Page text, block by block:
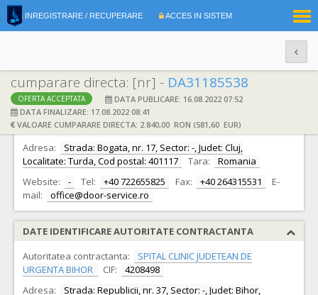
INREGISTRARE / RECUPERARE ACCES IN SISTEM
cumparare directa: [nr] - DA31185538
OFERTA ACCEPTATA
DATA PUBLICARE: 16.08.2022 07:52
DATA FINALIZARE: 17.08.2022 08:41
VALOARE CUMPARARE DIRECTA: 2.840,00 RON (581,60 EUR)
DATE IDENTIFICARE OFERTANT
Ofertant: S.C. DOOR SERVICE SRL S.R.L. CIF: 18369060
Adresa:
Strada: Bogata, nr. 17, Sector: -, Judet: Cluj,
Localitate: Turda, Cod postal: 401117
Tara:
Romania
Website:
- Tel: +40 722655825 Fax: +40 264315531
E-
mail:
office@door-service.ro
DATE IDENTIFICARE AUTORITATE CONTRACTANTA
Autoritatea contractanta:
SPITAL CLINIC JUDETEAN DE
URGENTA BIHOR
CIF:
4208498
Adresa:
Strada: Republicii, nr. 37, Sector: -, Judet: Bihor,